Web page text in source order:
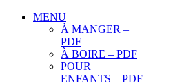
MENU
À MANGER –
PDF
À BOIRE – PDF
POUR
ENFANTS – PDF